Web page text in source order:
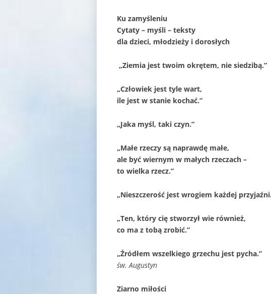
Ku zamyśleniu
Cytaty – myśli – teksty
dla dzieci, młodzieży i dorosłych
„Ziemia jest twoim okrętem, nie siedzibą.”
„Człowiek jest tyle wart,
ile jest w stanie kochać.”
„Jaka myśl, taki czyn.”
„Małe rzeczy są naprawdę małe,
ale być wiernym w małych rzeczach –
to wielka rzecz.”
„Nieszczerość jest wrogiem każdej
„Ten, który cię stworzył wie również,
co ma z tobą zrobić.”
„Źródłem wszelkiego grzechu jest pycha.”
św. Augustyn
Ziarno miłości